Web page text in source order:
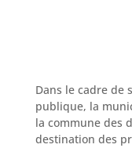
Dans le cadre de
publique, la
la commune des
destination des